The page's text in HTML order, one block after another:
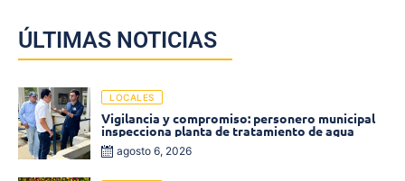
ÚLTIMAS NOTICIAS
LOCALES
Vigilancia y compromiso: personero municipal
inspecciona planta de tratamiento de agua
agosto 6, 2026